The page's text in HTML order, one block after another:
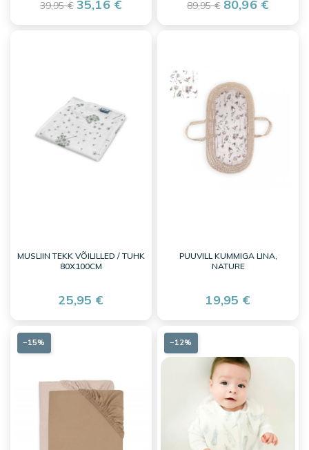
39,95 € 35,16 € 89,95 € 80,96 €
MUSLIIN TEKK VÕILILLED / TUHK
80X100CM
25,95 €
PUUVILL KUMMIGA LINA,
NATURE
19,95 €
−15% −12%